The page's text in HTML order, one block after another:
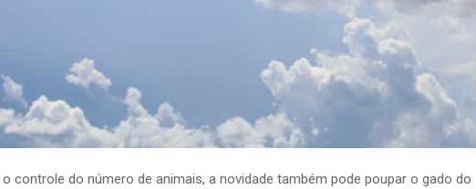
controle do número de animais, a novidade também pode poupar o gado do